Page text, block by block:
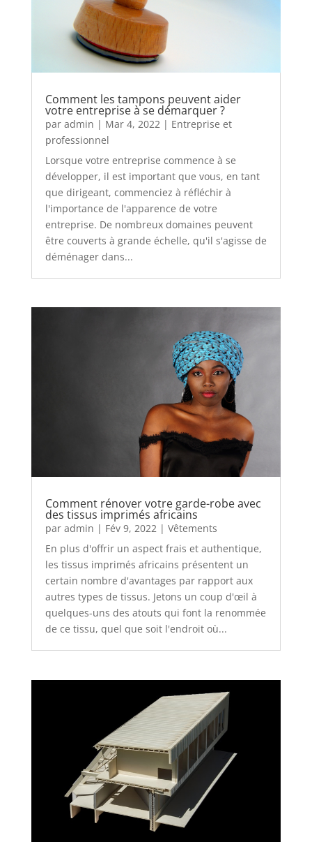
Comment les tampons peuvent aider
votre entreprise à se démarquer ?
par admin | Mar 4, 2022| Entreprise et
professionnel
Lorsque votre entreprise commence à se
développer, il est important que vous, en tant
que dirigeant, commenciez à réfléchir à
l'importance de l'apparence de votre
entreprise. De nombreux domaines peuvent
être couverts à grande échelle, qu'il s'agisse de
déménager dans...
Comment rénover votre garde-robe avec
des tissus imprimés africains
par admin | Fév 9, 2022| Vêtements
En plus d'offrir un aspect frais et authentique,
les tissus imprimés africains présentent un
certain nombre d'avantages par rapport aux
autres types de tissus. Jetons un coup d'œil à
quelques-uns des atouts qui font la renommée
de ce tissu, quel que soit l'endroit où...